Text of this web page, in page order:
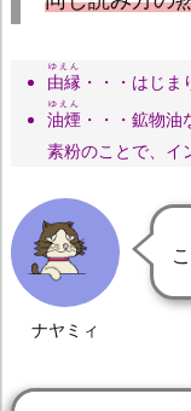
由縁
ゆえん
・・・はじま
油煙
ゆえん
・・・鉱物
素粉のことで、イ
ナヤミィ